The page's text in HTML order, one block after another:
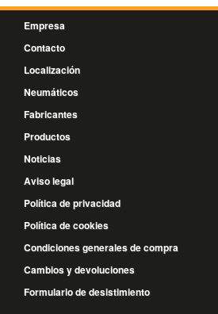
Empresa
Contacto
Localización
Neumáticos
Fabricantes
Productos
Noticias
Aviso legal
Política de privacidad
Política de cookies
Condiciones generales de compra
Cambios y devoluciones
Formulario de desistimiento